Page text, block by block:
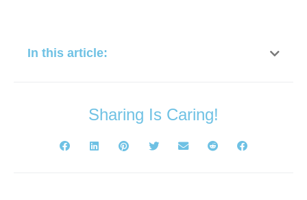
In this article:
Sharing Is Caring!